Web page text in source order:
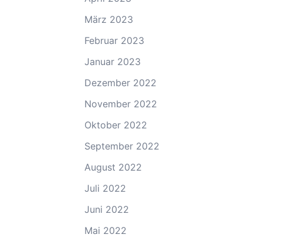
März 2023
Februar 2023
Januar 2023
Dezember 2022
November 2022
Oktober 2022
September 2022
August 2022
Juli 2022
Juni 2022
Mai 2022